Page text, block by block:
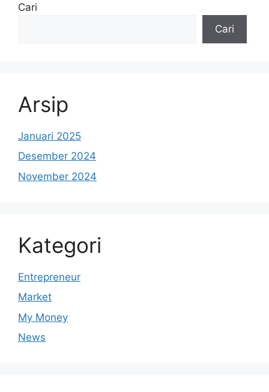
Cari
Cari
Arsip
Januari 2025
Desember 2024
November 2024
Kategori
Entrepreneur
Market
My Money
News